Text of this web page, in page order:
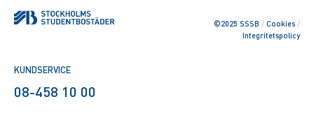
©2025 SSSB / Cookies /
Integritetspolicy
KUNDSERVICE
08-458 10 00